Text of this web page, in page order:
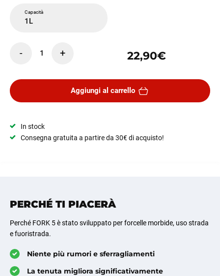
Capacità
1L
- 1 + 22,90€
Aggiungi al carrello
In stock
Consegna gratuita a partire da 30€ di acquisto!
PERCHÉ TI PIACERÀ
Perché FORK 5 è stato sviluppato per forcelle morbide, uso strada
e fuoristrada.
Niente più rumori e sferragliamenti
La tenuta migliora significativamente